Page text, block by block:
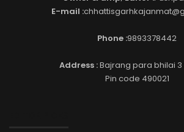
E-mail :
Phone :9893378442
Address :Bajrang para bhilai 3
Pin code 490021